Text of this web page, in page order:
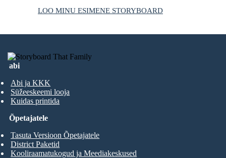
LOO MINU ESIMENE STORYBOARD
abi
Abi ja KKK
Süžeeskeemi looja
Kuidas printida
Õpetajatele
Tasuta Versioon Õpetajatele
District Paketid
Kooliraamatukogud ja Meediakeskused